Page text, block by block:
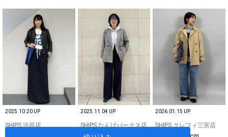
2025.10.20 UP
SHIPS 渋谷店
2025.11.04 UP
SHIPS なんばパークス店
2026.01.15 UP
SHIPS クレフィ三宮店